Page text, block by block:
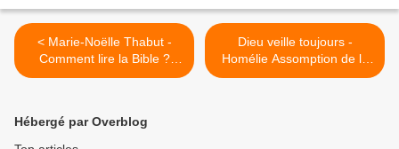
< Marie-Noëlle Thabut -
Comment lire la Bible ?
Entre présupposés et
Dieu veille toujours -
Homélie Assomption de la
Vierge Marie >
Hébergé par Overblog